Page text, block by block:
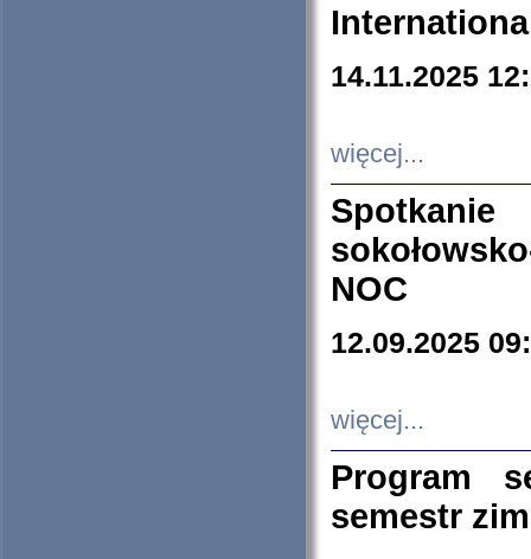
14.11.2025
więcej...
NOC
12.09.2025
więcej...
Program
semestr